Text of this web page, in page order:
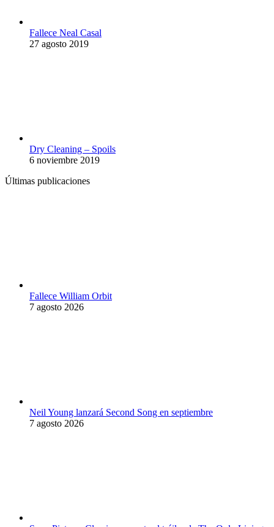
Fallece Neal Casal
27 agosto 2019
Dry Cleaning – Spoils
6 noviembre 2019
Últimas publicaciones
Fallece William Orbit
7 agosto 2026
Neil Young lanzará Second Song en septiembre
7 agosto 2026